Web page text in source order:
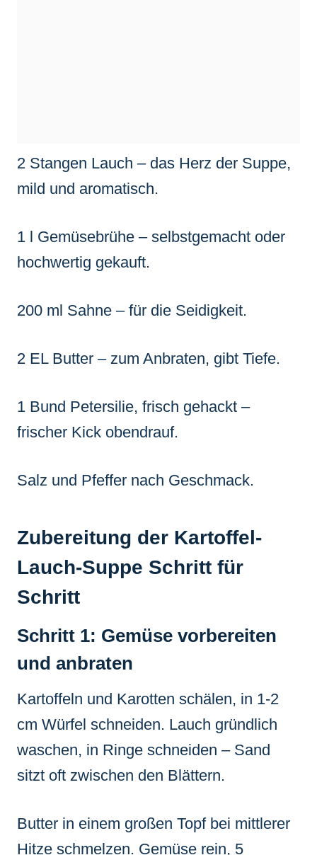
2 Stangen Lauch – das Herz der Suppe,
mild und aromatisch.
1 l Gemüsebrühe – selbstgemacht oder
hochwertig gekauft.
200 ml Sahne – für die Seidigkeit.
2 EL Butter – zum Anbraten, gibt Tiefe.
1 Bund Petersilie, frisch gehackt –
frischer Kick obendrauf.
Salz und Pfeffer nach Geschmack.
Zubereitung der Kartoffel-
Lauch-Suppe Schritt für
Schritt
Schritt 1: Gemüse vorbereiten
und anbraten
Kartoffeln und Karotten schälen, in 1-2
cm Würfel schneiden. Lauch gründlich
waschen, in Ringe schneiden – Sand
sitzt oft zwischen den Blättern.
Butter in einem großen Topf bei mittlerer
Hitze schmelzen. Gemüse rein, 5